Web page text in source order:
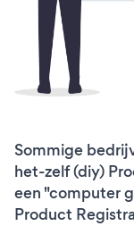
Sommige
het-zelf (diy)
een "computer
Product